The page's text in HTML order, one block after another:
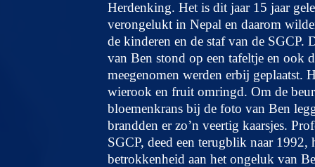
Herdenking. Het is dit jaar 15 jaar
verongelukt in Nepal en daarom
de kinderen en de staf van de SGCP.
van Ben stond op een tafeltje en ook
meegenomen werden erbij geplaatst.
wierook en fruit omringd. Om de
bloemenkrans bij de foto van Ben
brandden er zo’n veertig kaarsjes.
SGCP, deed een terugblik naar 1992,
betrokkenheid aan het ongeluk van